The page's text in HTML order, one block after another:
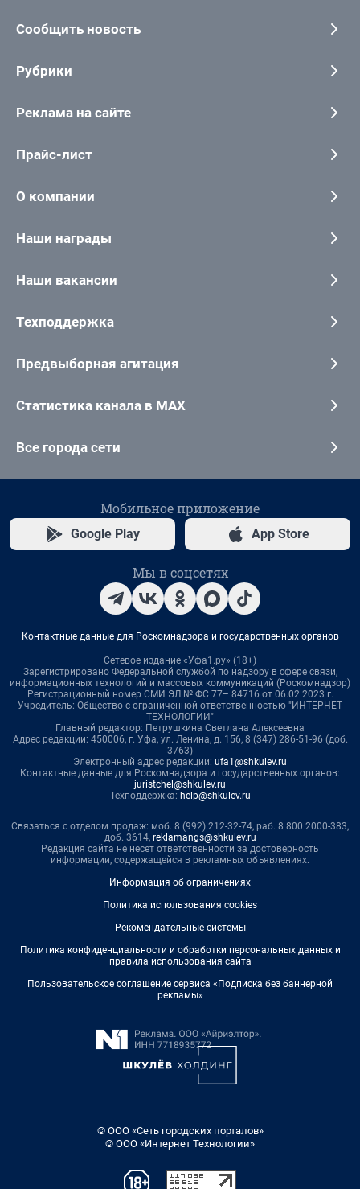
Сообщить новость
Рубрики
Реклама на сайте
Прайс-лист
О компании
Наши награды
Наши вакансии
Техподдержка
Предвыборная агитация
Статистика канала в MAX
Все города сети
Мобильное приложение
Google Play App Store
Мы в соцсетях
Контактные данные для Роскомнадзора и государственных органов
Сетевое издание «Уфа1.ру» (18+)
Зарегистрировано Федеральной службой по надзору в сфере связи,
информационных технологий и массовых коммуникаций (Роскомнадзор)
Регистрационный номер СМИ ЭЛ № ФС 77– 84716 от 06.02.2023 г.
Учредитель: Общество с ограниченной ответственностью "ИНТЕРНЕТ
ТЕХНОЛОГИИ"
Главный редактор: Петрушкина Светлана Алексеевна
Адрес редакции: 450006, г. Уфа, ул. Ленина, д. 156, 8 (347) 286-51-96 (доб.
3763)
Электронный адрес редакции: ufa1@shkulev.ru
Контактные данные для Роскомнадзора и государственных органов:
juristchel@shkulev.ru
Техподдержка: help@shkulev.ru
Связаться с отделом продаж: моб. 8 (992) 212-32-74, раб. 8 800 2000-383,
доб. 3614, reklamangs@shkulev.ru
Редакция сайта не несет ответственности за достоверность
информации, содержащейся в рекламных объявлениях.
Информация об ограничениях
Политика использования cookies
Рекомендательные системы
Политика конфиденциальности и обработки персональных данных и
правила использования сайта
Пользовательское соглашение сервиса «Подписка без баннерной
рекламы»
© ООО «Сеть городских порталов»
© ООО «Интернет Технологии»